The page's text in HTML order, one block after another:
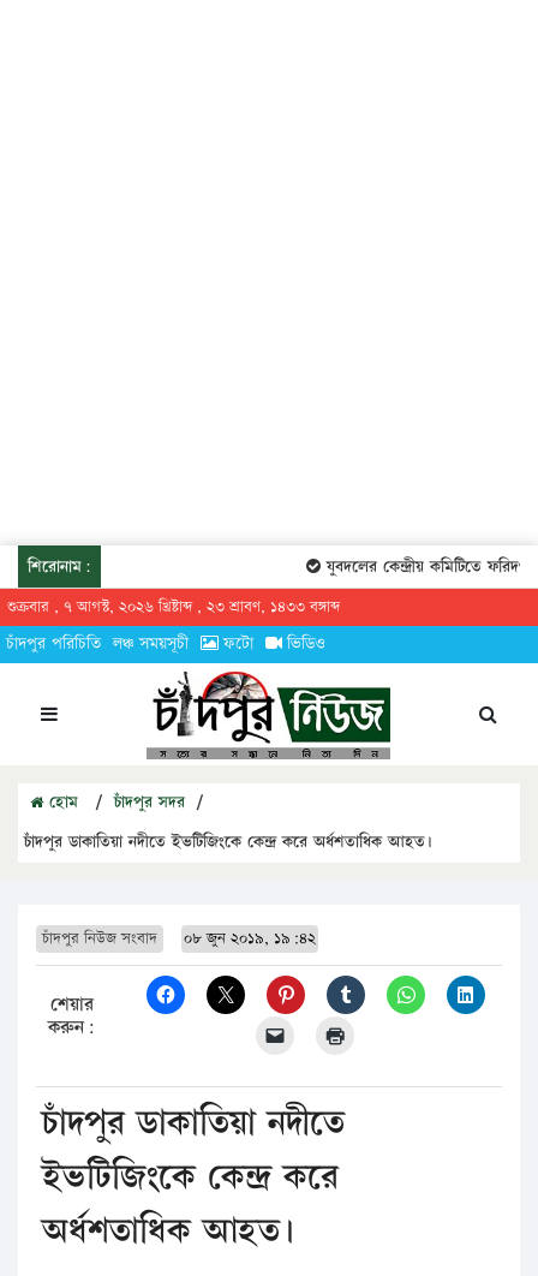
শিরোনাম: যুবদলের কেন্দ্রীয় কমিটিতে
শুক্রবার , ৭ আগস্ট, ২০২৬ খ্রিষ্টাব্দ , ২৩ শ্রাবণ, ১৪৩৩ বঙ্গাব্দ
চাঁদপুর পরিচিতি লঞ্চ সময়সূচী ফটো ভিডিও
হোম / চাঁদপুর সদর /
চাঁদপুর ডাকাতিয়া নদীতে ইভটিজিংকে কেন্দ্র করে অর্ধশতাধিক আহত।
চাঁদপুর নিউজ সংবাদ ০৮ জুন ২০১৯, ১৯:৪২
শেয়ার
করুন:
চাঁদপুর ডাকাতিয়া নদীতে
ইভটিজিংকে কেন্দ্র করে
অর্ধশতাধিক আহত।